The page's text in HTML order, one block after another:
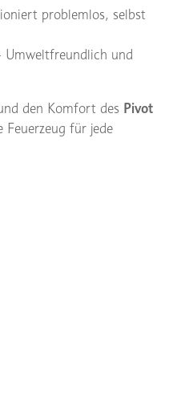
problemlos, selbst
und
den Komfort des Pivot
Feuerzeug für jede